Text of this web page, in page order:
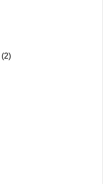
(2)